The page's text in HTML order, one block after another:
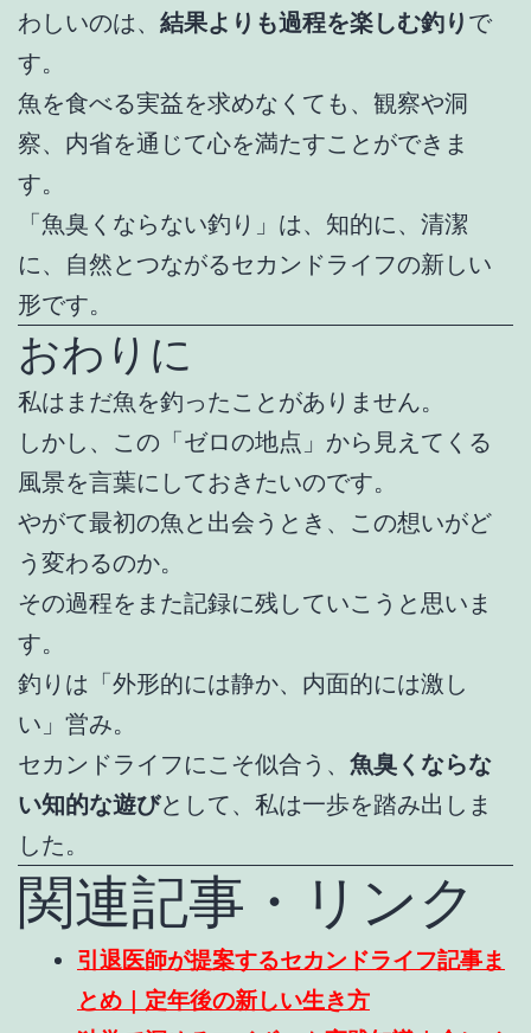
わしいのは、 結果よりも過程を楽しむ釣り で
す。
魚を食べる実益を求めなくても、観察や洞
察、内省を通じて心を満たすことができま
す。
「魚臭くならない釣り」は、知的に、清潔
に、自然とつながるセカンドライフの新しい
形です。
おわりに
私はまだ魚を釣ったことがありません。
しかし、この「ゼロの地点」から見えてくる
風景を言葉にしておきたいのです。
やがて最初の魚と出会うとき、この想いがど
う変わるのか。
その過程をまた記録に残していこうと思いま
す。
釣りは「外形的には静か、内面的には激し
い」営み。
セカンドライフにこそ似合う、 魚臭くならな
い知的な遊びとして、私は一歩を踏み出しま
した。
関連記事・リンク
引退医師が提案するセカンドライフ記事ま
とめ｜定年後の新しい生き方